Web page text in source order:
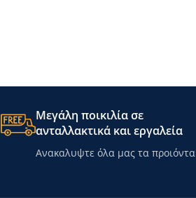
Μεγάλη ποικιλία σε
ανταλλακτικά και εργαλεία
Ανακαλυψτε όλα μας τα προιόντα